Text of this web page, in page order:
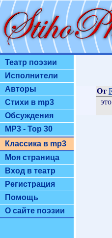
Театр поэзии
Исполнители
Авторы
Стихи в mp3
Обсуждения
MP3 - Top 30
Классика в mp3
Моя страница
Вход в театр
Регистрация
Помощь
О сайте поэзии
От